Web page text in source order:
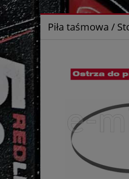
Piła taśmowa /